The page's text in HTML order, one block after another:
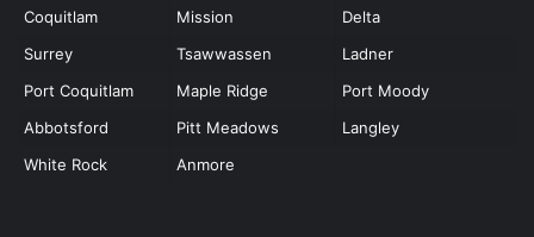
Coquitlam
Mission
Delta
Surrey
Tsawwassen
Ladner
Port Coquitlam
Maple Ridge
Port Moody
Abbotsford
Pitt Meadows
Langley
White Rock
Anmore